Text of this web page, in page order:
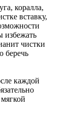
коралла,
вставку,
избежать
чистки
беречь
каждой